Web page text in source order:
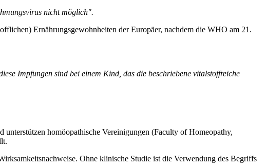
nicht möglich".
Ernährungsgewohnheiten der Europäer, nachdem die WHO am 21.
Impfungen sind bei einem Kind, das die beschriebene vitalstoffreiche
unterstützen homöopathische Vereinigungen (Faculty of Homeopathy,
Ohne klinische Studie ist die Verwendung des Begriffs